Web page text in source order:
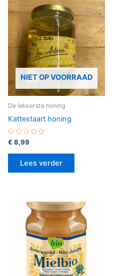
NIET OP VOORRAAD
De lekkerste honing
Kattestaart honing
Gewaardeerd
uit
€ 8,99
Lees verder